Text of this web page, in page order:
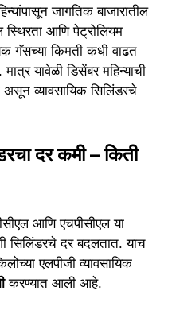
जागतिक बाजारातील
स्थिरता आणि पेट्रोलियम
गॅसच्या किमती कधी वाढत
यावेळी डिसेंबर महिन्याची
असून व्यावसायिक सिलिंडरचे
दर कमी – किती
आणि एचपीसीएल या
सिलिंडरचे दर बदलतात. याच
एलपीजी व्यावसायिक
करण्यात आली आहे.